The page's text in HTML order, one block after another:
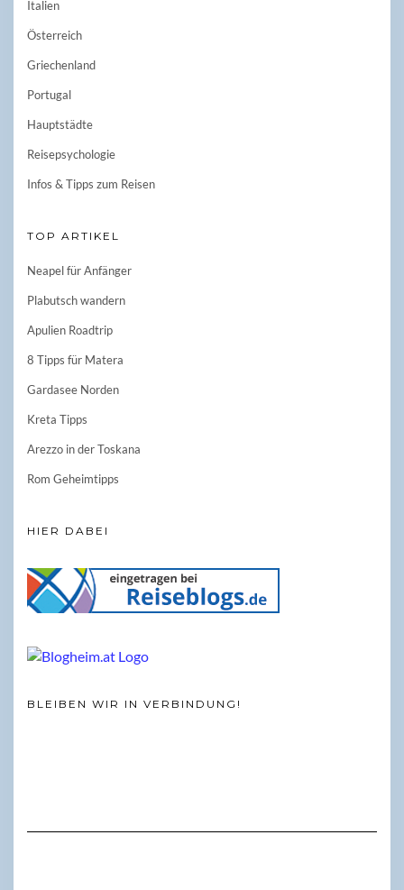
Italien
Österreich
Griechenland
Portugal
Hauptstädte
Reisepsychologie
Infos & Tipps zum Reisen
TOP ARTIKEL
Neapel für Anfänger
Plabutsch wandern
Apulien Roadtrip
8 Tipps für Matera
Gardasee Norden
Kreta Tipps
Arezzo in der Toskana
Rom Geheimtipps
HIER DABEI
BLEIBEN WIR IN VERBINDUNG!